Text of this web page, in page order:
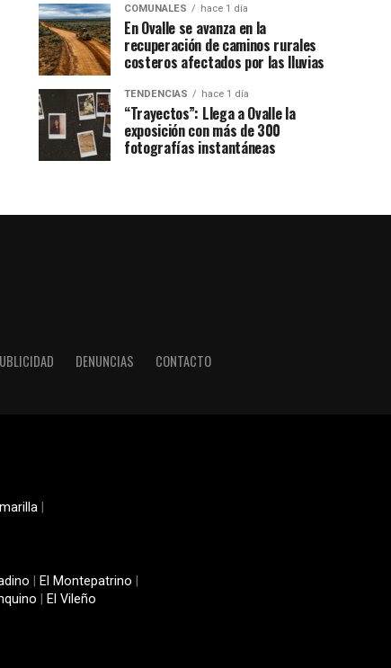
COMUNALES hace 1 día
En Ovalle se avanza en la
recuperación de caminos rurales
costeros afectados por las lluvias
TENDENCIAS hace 1 día
“Trayectos”: Llega a Ovalle la
exposición con más de 300
fotografías instantáneas
DENUNCIAS CONTACTO
El Montepatrino
El Vileño